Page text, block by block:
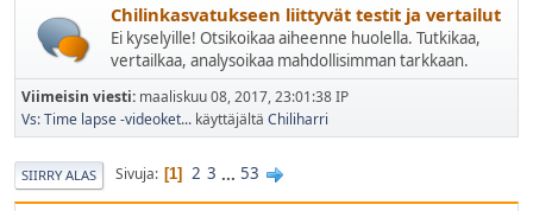
Chilinkasvatukseen liittyvät testit ja vertailut
Ei kyselyille! Otsikoikaa aiheenne huolella. Tutkikaa,
vertailkaa, analysoikaa mahdollisimman tarkkaan.
Viimeisin viesti: maaliskuu 08, 2017, 23:01:38 IP
Vs: Time lapse -videoket... käyttäjältä Chiliharri
SIIRRY ALAS Sivuja 1 2 3 ... 53